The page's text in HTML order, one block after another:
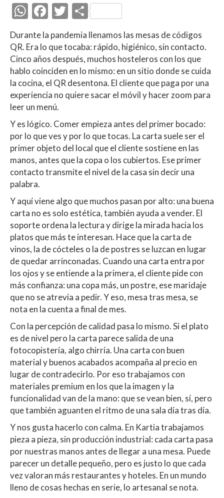
W
h
at
s
A
p
p
F
e
b
o
o
k
T
w
itt
er
C
o
m
p
ar
ti
Durante la pandemia llenamos las mesas de códigos
QR. Era lo que tocaba: rápido, higiénico, sin contacto.
Cinco años después, muchos hosteleros con los que
hablo coinciden en lo mismo: en un sitio donde se cuida
la cocina, el QR desentona. El cliente que paga por una
experiencia no quiere sacar el móvil y hacer zoom para
leer un menú.
Y es lógico. Comer empieza antes del primer bocado:
por lo que ves y por lo que tocas. La carta suele ser el
primer objeto del local que el cliente sostiene en las
manos, antes que la copa o los cubiertos. Ese primer
contacto transmite el nivel de la casa sin decir una
palabra.
Y aquí viene algo que muchos pasan por alto: una buena
carta no es solo estética, también ayuda a vender. El
soporte ordena la lectura y dirige la mirada hacia los
platos que más te interesan. Hace que la carta de
vinos, la de cócteles o la de postres se luzcan en lugar
de quedar arrinconadas. Cuando una carta entra por
los ojos y se entiende a la primera, el cliente pide con
más confianza: una copa más, un postre, ese maridaje
que no se atrevía a pedir. Y eso, mesa tras mesa, se
nota en la cuenta a final de mes.
Con la percepción de calidad pasa lo mismo. Si el plato
es de nivel pero la carta parece salida de una
fotocopistería, algo chirría. Una carta con buen
material y buenos acabados acompaña al precio en
lugar de contradecirlo. Por eso trabajamos con
materiales premium en los que la imagen y la
funcionalidad van de la mano: que se vean bien, sí, pero
que también aguanten el ritmo de una sala día tras día.
Y nos gusta hacerlo con calma. En Kartia trabajamos
pieza a pieza, sin producción industrial: cada carta pasa
por nuestras manos antes de llegar a una mesa. Puede
parecer un detalle pequeño, pero es justo lo que cada
vez valoran más restaurantes y hoteles. En un mundo
lleno de cosas hechas en serie, lo artesanal se nota.